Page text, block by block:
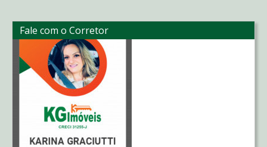
Fale com o Corretor